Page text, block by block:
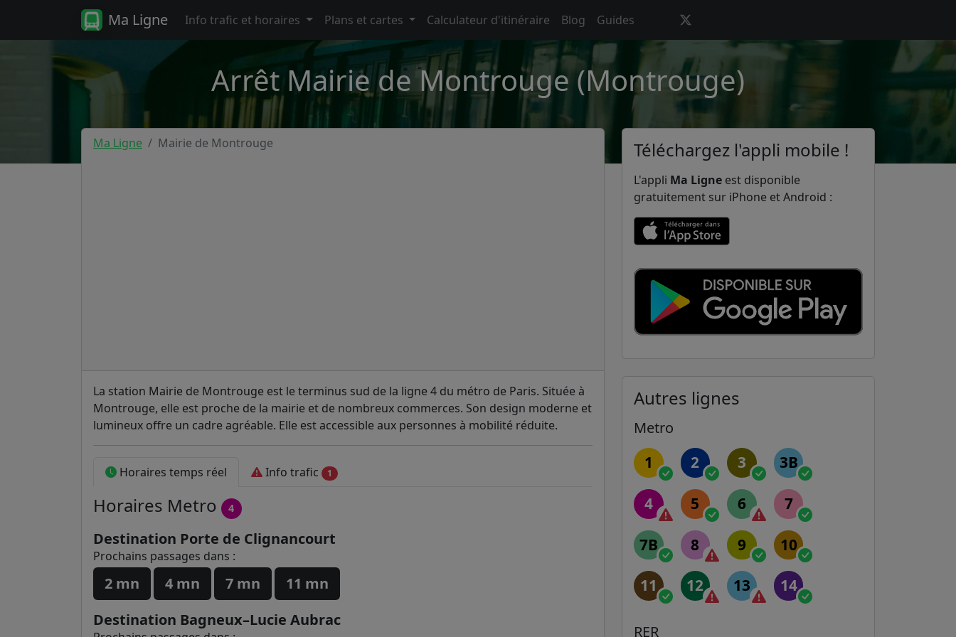
Ma Ligne Info trafic et horaires Plans et cartes Calculateur d'itinéraire Blog Guides
Arrêt Mairie de Montrouge (Montrouge)
Ma Ligne Mairie de Montrouge
La station Mairie de Montrouge est le terminus sud de la ligne 4 du métro de Paris. Située à
Montrouge, elle est proche de la mairie et de nombreux commerces. Son design moderne et
lumineux offre un cadre agréable. Elle est accessible aux personnes à mobilité réduite.
Horaires temps réel Info trafic 1
Horaires Metro 4
Destination Porte de Clignancourt
Prochains passages dans :
2 mn 4 mn 7 mn
11 mn
Destination Bagneux–Lucie Aubrac
Téléchargez l'appli mobile !
L'appli Ma Ligne est disponible
gratuitement sur iPhone et Android :
Autres lignes
Metro
1 2 3 3B
4 5 6 7
7B 8 9 10
11 12 13 14
RER